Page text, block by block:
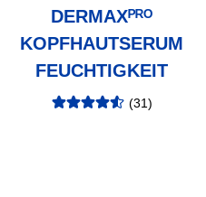
DERMAXᴾᴿᴼ
KOPFHAUTSERUM
FEUCHTIGKEIT
Bewertung: (31)